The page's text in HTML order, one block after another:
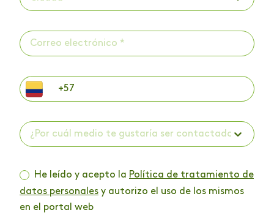
¿Por cuál medio te gustaría ser contactado? *
He leído y acepto la Política de tratamiento de
datos personales y autorizo el uso de los mismos
en el portal web